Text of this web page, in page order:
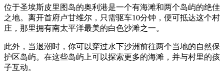
位于圣埃斯皮里图岛的奥利港是一个有海滩和两个岛屿的绝佳
之地。离开首府卢甘维尔，只需驱车10分钟，便可抵达这个村
庄，那里拥有南太平洋最美的白色沙滩之一。
此外，当退潮时，你可以穿过水下沙洲前往两个当地的自然保
护区岛屿。在这些岛屿上可以探索更多的海滩，并与村里的孩
子互动。